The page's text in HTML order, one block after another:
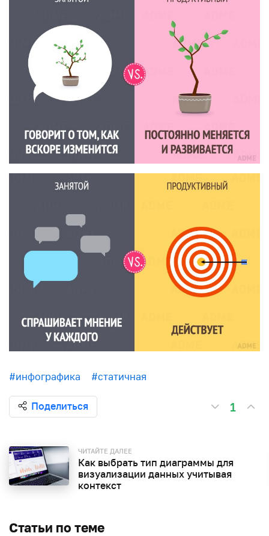
#инфографика #статичная
Поделиться 1
ЧИТАЙТЕ ДАЛЕЕ
Как выбрать тип диаграммы для
визуализации данных учитывая
контекст
Статьи по теме